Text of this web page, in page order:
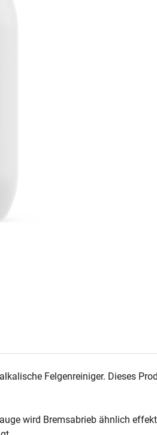
Felgenreiniger. Dieses
wird Bremsabrieb ähnlich